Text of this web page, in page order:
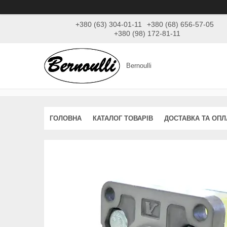
+380 (63) 304-01-11
+380 (68) 656-57-05
+380 (98) 172-81-11
Bernoulli
ГОЛОВНА КАТАЛОГ ТОВАРІВ ДОСТАВКА ТА